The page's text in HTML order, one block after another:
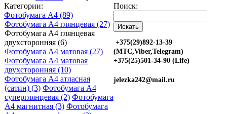
Категории:
Фотобумага A4 (89)
Фотобумага A4 глянцевая (27)
Фотобумага A4 глянцевая
двухсторонняя (6)
Фотобумага A4 матовая (27)
Фотобумага A4 матовая
двухсторонняя (10)
Фотобумага A4 атласная
(сатин) (3) Фотобумага A4
суперглянцевая (2) Фотобумага
A4 магнитная (3) Фотобумага
Поиск:
+375(29)892-13-39
(МТС,Viber,Telegram)
+375(25)501-34-90 (Life)
jelezka242@mail.ru